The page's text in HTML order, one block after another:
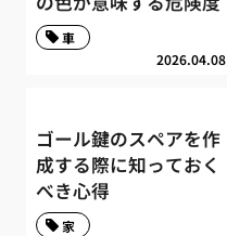
2026.04.08
車
ゴール鍵のスペアを作
成する際に知っておく
べき心得
家